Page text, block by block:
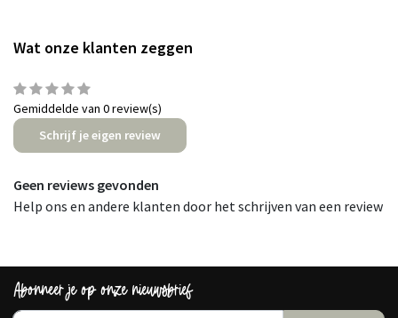
Wat onze klanten zeggen
Gemiddelde van 0 review(s)
Schrijf je eigen review
Geen reviews gevonden
Help ons en andere klanten door het schrijven van een review
Abonneer je op onze nieuwsbrief